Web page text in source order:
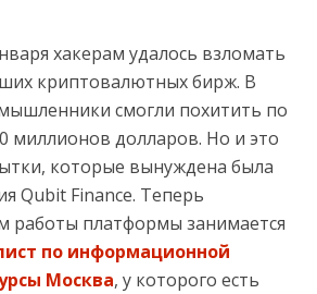
хакерам удалось взломать
криптовалютных бирж. В
смогли похитить по
миллионов долларов. Но и это
которые вынуждена была
Qubit Finance. Теперь
работы платформы занимается
по информационной
Москва, у которого есть